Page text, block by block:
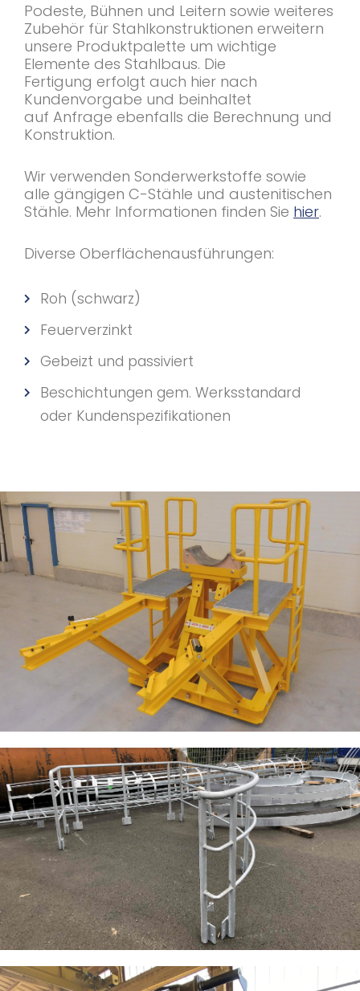
Podeste, Bühnen und Leitern sowie weiteres
Zubehör für Stahlkonstruktionen erweitern
unsere Produktpalette um wichtige
Elemente des Stahlbaus. Die
Fertigung erfolgt auch hier nach
Kundenvorgabe und beinhaltet
auf Anfrage ebenfalls die Berechnung und
Konstruktion.
Wir verwenden Sonderwerkstoffe sowie
alle gängigen C-Stähle und austenitischen
Stähle. Mehr Informationen finden Sie hier.
Diverse Oberflächenausführungen:
Roh (schwarz)
Feuerverzinkt
Gebeizt und passiviert
Beschichtungen gem. Werksstandard
oder Kundenspezifikationen